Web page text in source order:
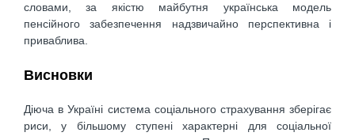
словами, за якістю майбутня українська модель
пенсійного забезпечення надзвичайно перспективна і
приваблива.
Висновки
Діюча в Україні система соціального страхування зберігає
риси, у більшому ступені характерні для соціальної